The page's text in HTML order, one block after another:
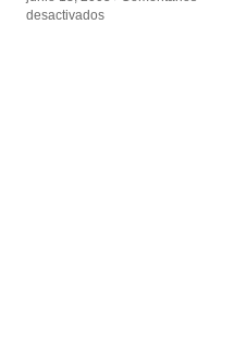
desactivadosen
desactivadosen